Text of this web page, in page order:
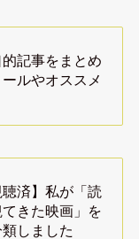
記事をまとめ
ルやオススメ
聴済】私が「読
きた映画」を
しました